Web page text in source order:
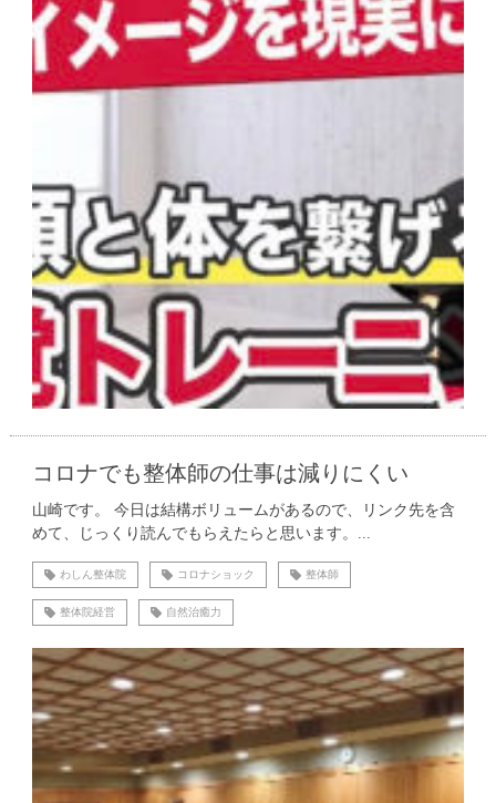
コロナでも整体師の仕事は減りにくい
山崎です。 今日は結構ボリュームがあるので、リンク先を含
めて、じっくり読んでもらえたらと思います。...
わしん整体院 コロナショック 整体師
整体院経営 自然治癒力